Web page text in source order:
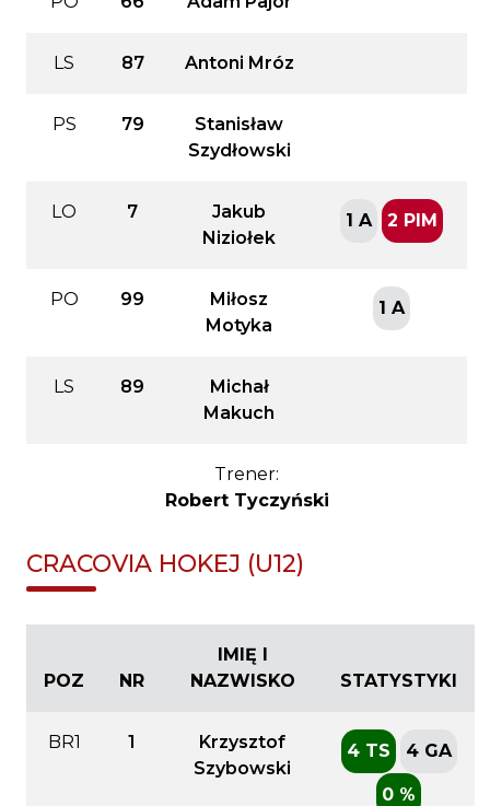
LS 87 Antoni Mróz
PS 79
Stanisław
Szydłowski
LO 7
Jakub
Niziołek
1 A 2 PIM
PO 99
Miłosz
Motyka
1 A
LS 89
Michał
Makuch
Trener:
Robert Tyczyński
CRACOVIA HOKEJ (U12)
POZ NR
IMIĘ I
NAZWISKO
STATYSTYKI
BR1 1
Krzysztof
Szybowski
4 TS 4 GA
0 %